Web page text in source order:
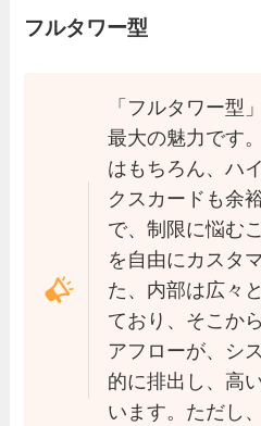
フルタワー型
「フルタワー型
最大の魅力です
はもちろん、ハ
クスカードも余
で、制限に悩む
を自由にカスタ
た、内部は広々
ており、そこか
アフローが、シ
的に排出し、高
います。ただし